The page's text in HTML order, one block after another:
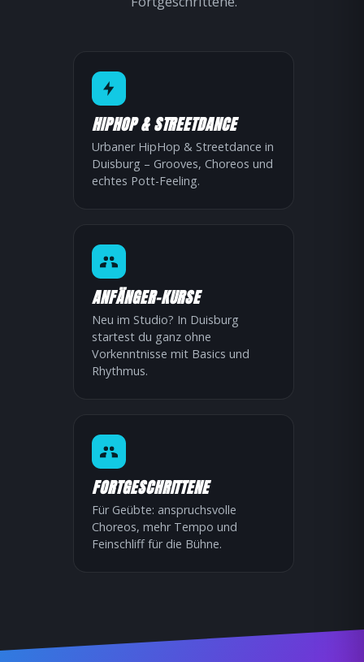
HIPHOP & STREETDANCE
Urbaner HipHop & Streetdance in
Duisburg – Grooves, Choreos und
echtes Pott-Feeling.
ANFÄNGER-KURSE
Neu im Studio? In Duisburg
startest du ganz ohne
Vorkenntnisse mit Basics und
Rhythmus.
FORTGESCHRITTENE
Für Geübte: anspruchsvolle
Choreos, mehr Tempo und
Feinschliff für die Bühne.